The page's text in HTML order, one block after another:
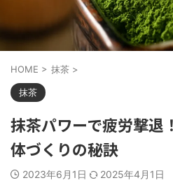
HOME > 抹茶 >
抹茶
抹茶パワーで疲労撃退
体づくりの秘訣
2023年6月1日 2025年4月1日